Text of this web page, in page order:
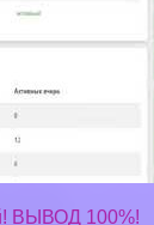
ВЫВОД 100%!